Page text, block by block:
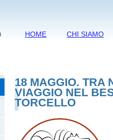
HOME CHI SIAMO
18 MAGGIO. TRA
VIAGGIO NEL
TORCELLO